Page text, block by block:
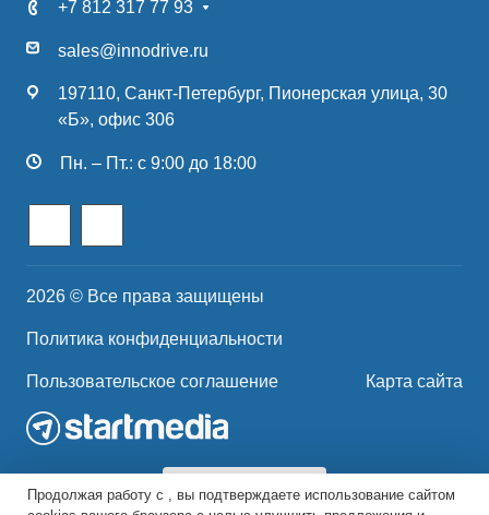
+7 812 317 77 93
sales@innodrive.ru
197110, Санкт-Петербург, Пионерская улица, 30
«Б», офис 306
Пн. – Пт.: с 9:00 до 18:00
2026 © Все права защищены
Политика конфиденциальности
Пользовательское соглашение Карта сайта
Продолжая работу с , вы подтверждаете использование сайтом